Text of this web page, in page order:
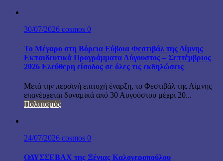
30/07/2026 cosmos 0
Το Μέγαρο στη Βόρεια Εύβοια Φεστιβάλ της Λίμνης
Εκπαιδευτικά Προγράμματα Αύγουστος – Σεπτέμβριος
2026 Ελεύθερη είσοδος σε όλες τις εκδηλώσεις
Μετά την περσινή επιτυχή έναρξη, το Φεστιβάλ της Λίμνης
επανέρχεται δυναμικά από 30 Αυγούστου μέχρι 20...
Πολιτισμός
24/07/2026 cosmos 0
ΟΔΥΣΣΕΒΑΧ της Ξένιας Καλογεροπούλου